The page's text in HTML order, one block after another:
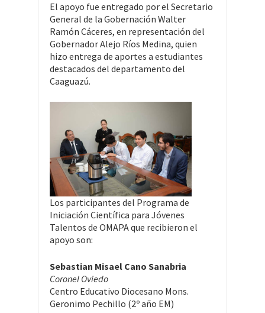
El apoyo fue entregado por el Secretario
General de la Gobernación Walter
Ramón Cáceres, en representación del
Gobernador Alejo Ríos Medina, quien
hizo entrega de aportes a estudiantes
destacados del departamento del
Caaguazú.
Los participantes del Programa de
Iniciación Científica para Jóvenes
Talentos de OMAPA que recibieron el
apoyo son:
Sebastian Misael Cano Sanabria
Coronel Oviedo
Centro Educativo Diocesano Mons.
Geronimo Pechillo (2º año EM)